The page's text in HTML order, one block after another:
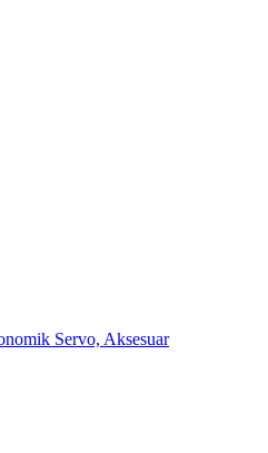
Servo, Aksesuar